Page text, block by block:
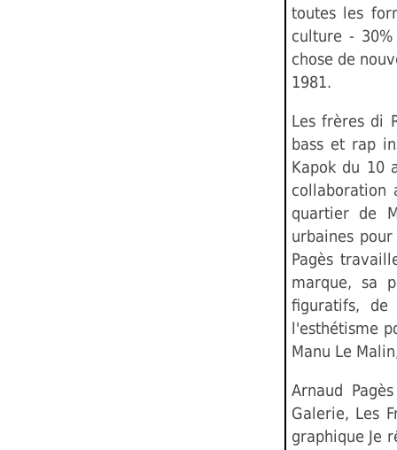
toutes les
culture -
chose de
1981.
Les frères di
bass et rap
Kapok du 10
collaboration
quartier de
urbaines
Pagès
marque, sa
figuratifs, de
l'esthétisme
Manu Le
Arnaud
Galerie, Les
graphique Je